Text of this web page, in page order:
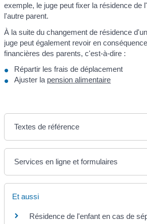
exemple, le juge peut fixer la résidence de
l'autre parent.
À la suite du changement de résidence
juge peut également revoir en
financières des parents, c'est-à-dire :
Répartir les frais de déplacement
Ajuster la pension alimentaire
Textes de référence
Services en ligne et formulaires
Et aussi
Résidence de l'enfant en cas de